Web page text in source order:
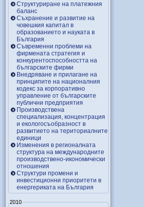
Структуриране на платежния
баланс
Съхранение и развитие на
човешкия капитал в
образованието и науката в
България
Съвременни проблеми на
фирмената стратегия и
конкурентоспособността на
българските фирми
Внедряване и прилагане на
принципите на националния
кодекс за корпоративно
управление от българските
публични предприятия
Производствена
специализация, концентрация
и екологосъобразност в
развитието на териториалните
единици
Изменения в регионалната
структура на международните
производствено-икономически
отношения
Структури промени и
инвестиционни приоритети в
енергериката на България
2010